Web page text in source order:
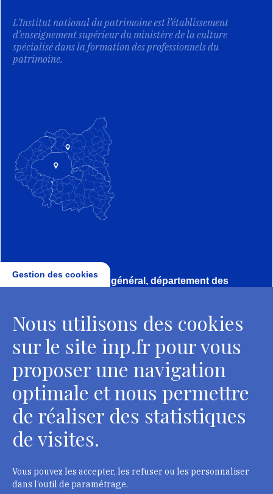
L'Institut national du patrimoine est l’établissement
d'enseignement supérieur du ministère de la culture
spécialisé dans la formation des professionnels du
patrimoine.
Direction, secrétariat général, département des
2 rue Vivienne - 75002 Paris
Tél. : + 33 1 44 41 16 41
Contacts
Département des restaurateurs
124 rue Henri Barbusse - 93300 Aubervilliers
Contacts
Gestion des cookies
Nous utilisons des cookies
sur le site inp.fr pour vous
proposer une navigation
optimale et nous permettre
de réaliser des statistiques
de visites.
Vous pouvez les accepter, les refuser ou les personnaliser
dans l’outil de paramétrage.